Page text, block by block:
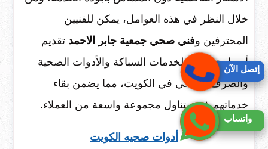
خلال النظر في هذه العوامل، يمكن للفنيين
المحترفين وفني صحي جمعية جابر الاحمد تقديم
أسعار تنافسية لخدمات السباكة والأدوات الصحية
والصرف الصحي في الكويت، مما يضمن بقاء
خدماتهم في متناول مجموعة واسعة من العملاء.
أدوات صحيه الكويت
واتساب
إتصل الآن